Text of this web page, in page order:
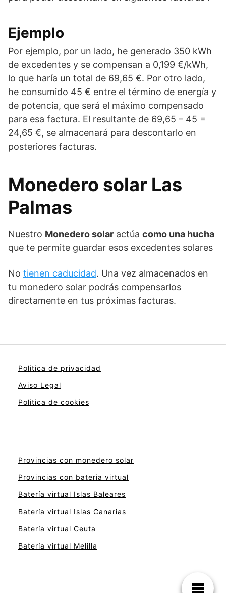
Ejemplo
Por ejemplo, por un lado, he generado 350 kWh
de excedentes y se compensan a 0,199 €/kWh,
lo que haría un total de 69,65 €. Por otro lado,
he consumido 45 € entre el término de energía y
de potencia, que será el máximo compensado
para esa factura. El resultante de 69,65 – 45 =
24,65 €, se almacenará para descontarlo en
posteriores facturas.
Monedero solar Las
Palmas
Nuestro Monedero solar actúa como una hucha
que te permite guardar esos excedentes solares
No tienen caducidad. Una vez almacenados en
tu monedero solar podrás compensarlos
directamente en tus próximas facturas.
Politica de privacidad
Aviso Legal
Politica de cookies
Provincias con monedero solar
Provincias con bateria virtual
Batería virtual Islas Baleares
Batería virtual Islas Canarias
Batería virtual Ceuta
Batería virtual Melilla